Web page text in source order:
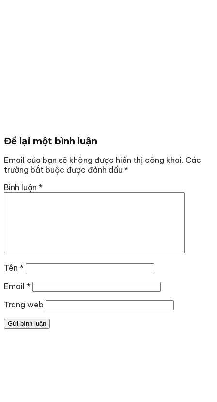
Để lại một bình luận
Email của bạn sẽ không được hiển thị công khai. Các
trường bắt buộc được đánh dấu *
Bình luận *
Tên *
Email *
Trang web